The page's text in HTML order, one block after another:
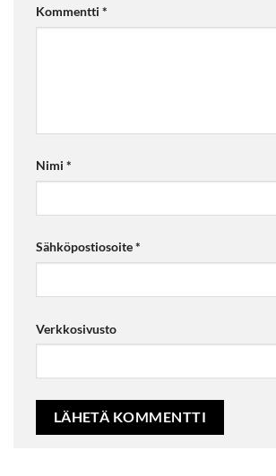
Kommentti *
Nimi *
Sähköpostiosoite*
Verkkosivusto